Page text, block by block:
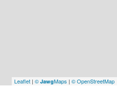
Leaflet | © JawgMaps | © OpenStreetMap